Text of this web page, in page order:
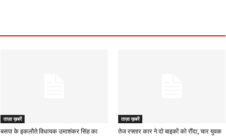
ताज़ा ख़बरें
बसपा के इकलौते विधायक उमाशंकर सिंह का
ताज़ा ख़बरें
तेज रफ्तार कार ने दो बाइकों को रौंदा, चार युवक